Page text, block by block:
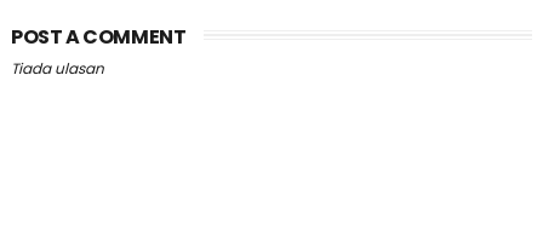
POST A COMMENT
Tiada ulasan